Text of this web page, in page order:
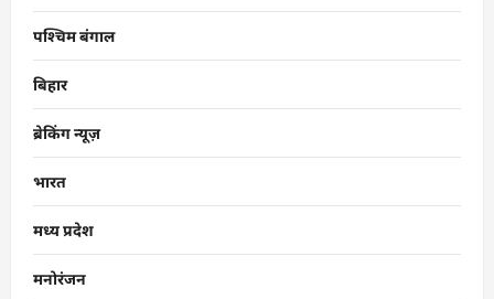
पश्चिम बंगाल
बिहार
ब्रेकिंग न्यूज़
भारत
मध्य प्रदेश
मनोरंजन